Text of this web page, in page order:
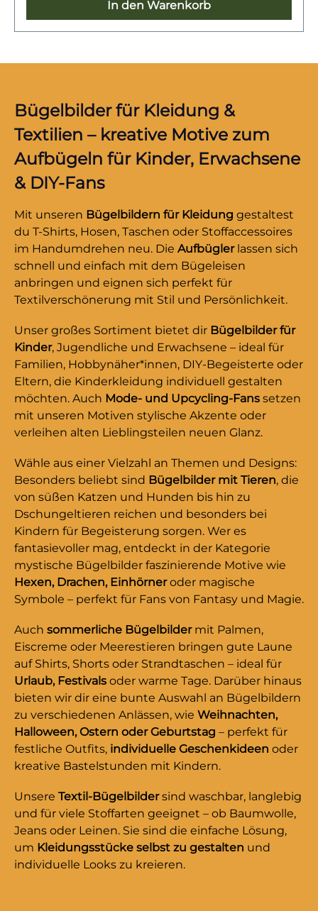
nächstes Lieblingsmotiv!
kleines Detail für Adventszeit und
Weihnachtsprojekte.Der Lebkuchenmann-
wenigen Minuten ohne Nähen anbringen. Ob
als Einzelstück, in Kombination mit weiteren
Weihnachtsmotiven oder als süßes Geschenk
für kreative Köpfe – dieser Patch sorgt
garantiert für festliche Stimmung und ein
Lächeln auf jedem Stoffstück.Warum dieser
Patch?✔ Perfekt zum Flicken von Löchern &
Rissen✔ Kinderleicht aufzubügeln – in
wenigen Minuten fertig!✔ Robust &
waschfest✔ Festliches Design – macht
schlichte oder beschädigte Kleidung zum
echten Hingucker!So macht Flicken Spaß!
Jetzt den Lebkuchenmann-Aufbügler sichern
und kaputte Hosen in Lieblingsstücke
verwandeln.Größe des Bügelbildes:5 cm x 6,2
cmMaterial:100% PolyesterBei diesem Produkt
handelt es sich um ein hochwertig gesticktes
Bügelbild/Patch. Verschönere und
individualisiere deine Kleidung oder Taschen.
Auch zum Kaschieren von kleinen Löchern in
geeignet.Du willst noch mehr Patches und
Aufnäher entdecken? Dann stöber weiter
durch unsere Patches – und finde dein
nächstes Lieblingsmotiv!
In den Warenkorb
Bügelbilder für Kleidung &
Textilien – kreative Motive zum
Aufbügeln für Kinder, Erwachsene
& DIY-Fans
Mit unseren Bügelbildern für Kleidung gestaltest
du T-Shirts, Hosen, Taschen oder Stoffaccessoires
im Handumdrehen neu. Die Aufbüglerlassen sich
schnell und einfach mit dem Bügeleisen
anbringen und eignen sich perfekt für
Textilverschönerung mit Stil und Persönlichkeit.
Unser großes Sortiment bietet dir Bügelbilder für
Kinder, Jugendliche und Erwachsene – ideal für
Familien, Hobbynäher*innen, DIY-Begeisterte oder
Eltern, die Kinderkleidung individuell gestalten
möchten. Auch Mode- und Upcycling-Fans setzen
mit unseren Motiven stylische Akzente oder
verleihen alten Lieblingsteilen neuen Glanz.
Wähle aus einer Vielzahl an Themen und Designs:
Besonders beliebt sind Bügelbilder mit Tieren, die
von süßen Katzen und Hunden bis hin zu
Dschungeltieren reichen und besonders bei
Kindern für Begeisterung sorgen. Wer es
fantasievoller mag, entdeckt in der Kategorie
mystische Bügelbilder faszinierende Motive wie
Hexen, Drachen, Einhörneroder magische
Symbole – perfekt für Fans von Fantasy und Magie.
Auch sommerliche Bügelbildermit Palmen,
Eiscreme oder Meerestieren bringen gute Laune
auf Shirts, Shorts oder Strandtaschen – ideal für
Urlaub, Festivals oder warme Tage. Darüber hinaus
bieten wir dir eine bunte Auswahl an Bügelbildern
zu verschiedenen Anlässen, wie Weihnachten,
Halloween, Ostern oder Geburtstag – perfekt für
festliche Outfits, individuelle Geschenkideen oder
kreative Bastelstunden mit Kindern.
Unsere Textil-Bügelbildersind waschbar, langlebig
und für viele Stoffarten geeignet – ob Baumwolle,
Jeans oder Leinen. Sie sind die einfache Lösung,
um Kleidungsstücke selbst zu gestalten und
individuelle Looks zu kreieren.